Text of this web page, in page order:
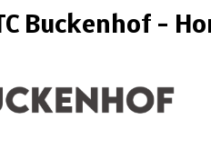
Buckenhof -